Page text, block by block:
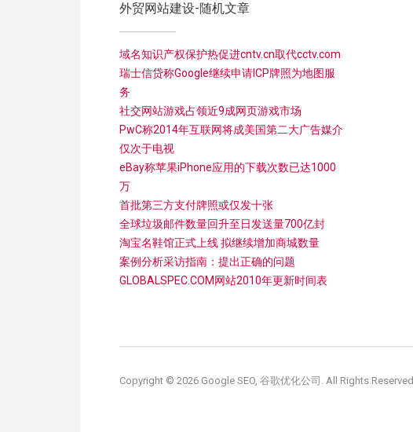
外贸网站建设-随机文章
域名知识产权保护热促进cntv.cn取代cctv.com
瑞士信贷称Google继续申请ICP牌照为地图服
务
社交网站游戏占领近9成网页游戏市场
PwC称2014年互联网将成美国第二大广告媒介
仅次于电视
eBay称苹果iPhone应用的下载次数已达1000
万
首批第三方支付牌照或仅发十张
全球垃圾邮件数量回升至日发送量700亿封
淘宝名鞋馆正式上线 拟继续增加商城数量
案例分析采访指南：提出正确的问题
GLOBALSPEC.COM网站2010年更新时间表
Copyright © 2026 Google SEO, 谷歌优化公司. All Rights Reserved